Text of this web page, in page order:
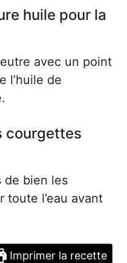
huile pour la
avec un point
l’huile de
courgettes
de bien les
l’eau avant
Imprimer la recette